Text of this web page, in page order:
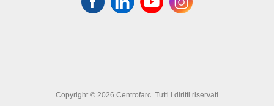
Copyright © 2026 Centrofarc. Tutti i diritti riservati